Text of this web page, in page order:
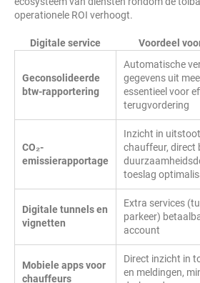
operationele ROI verhoogt.
Digitale service Voordeel
Geconsolideerde
btw-rapportering
Automatische
gegevens uit
essentieel voor
terugvordering
CO₂-
emissierapportage
Inzicht in
chauffeur, direct
toeslag
Digitale tunnels en
vignetten
Extra services
parkeer)
account
Mobiele apps voor
chauffeurs
Direct inzicht in
en meldingen,